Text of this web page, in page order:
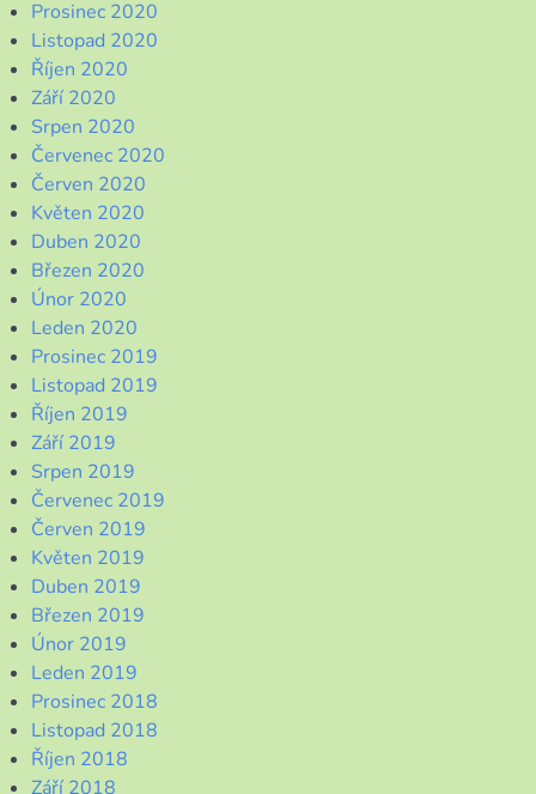
Prosinec 2020
Listopad 2020
Říjen 2020
Září 2020
Srpen 2020
Červenec 2020
Červen 2020
Květen 2020
Duben 2020
Březen 2020
Únor 2020
Leden 2020
Prosinec 2019
Listopad 2019
Říjen 2019
Září 2019
Srpen 2019
Červenec 2019
Červen 2019
Květen 2019
Duben 2019
Březen 2019
Únor 2019
Leden 2019
Prosinec 2018
Listopad 2018
Říjen 2018
Září 2018